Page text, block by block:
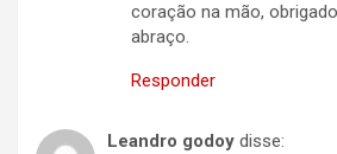
coração na mão,
abraço.
Responder
Leandro godoy disse: